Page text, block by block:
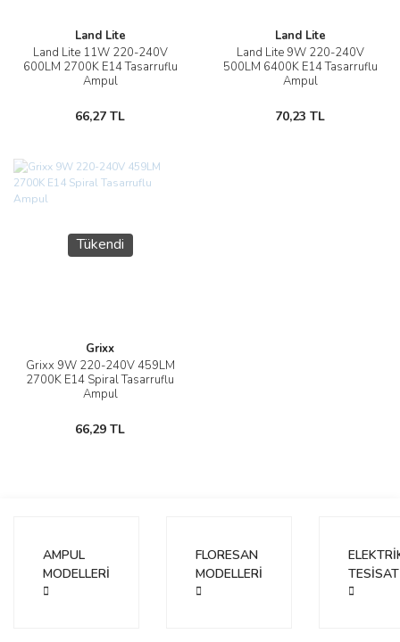
Land Lite
Land Lite 11W 220-240V
600LM 2700K E14 Tasarruflu
Ampul
66,27 TL
Land Lite
Land Lite 9W 220-240V
500LM 6400K E14 Tasarruflu
Ampul
70,23 TL
Tükendi
Grixx
Grixx 9W 220-240V 459LM
2700K E14 Spiral Tasarruflu
Ampul
66,29 TL
AMPUL
MODELLERİ
FLORESAN
MODELLERİ
TESİSAT